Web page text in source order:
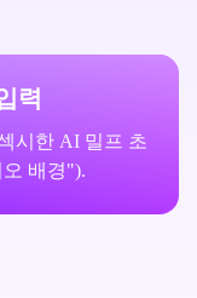
력
시한 AI 밀프 초
배경").